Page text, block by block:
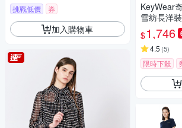
挑戰低價 券
加入購物車
KeyWear
雪紡長洋
$1,746
4.5 (5)
限時下殺